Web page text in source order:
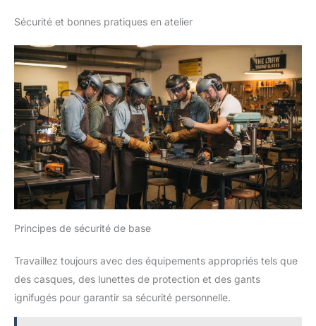
Sécurité et bonnes pratiques en atelier
Principes de sécurité de base
Travaillez toujours avec des équipements appropriés tels que
des casques, des lunettes de protection et des gants
ignifugés pour garantir sa sécurité personnelle.